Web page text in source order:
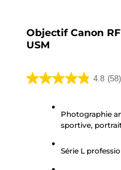
Objectif Canon
USM
4.8 (58)
4.8
étoiles.
Photographie
sportive,
Série L